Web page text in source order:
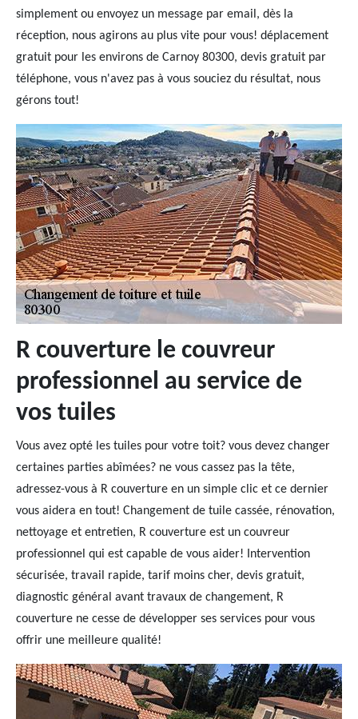
simplement ou envoyez un message par email, dès la
réception, nous agirons au plus vite pour vous! déplacement
gratuit pour les environs de Carnoy 80300, devis gratuit par
téléphone, vous n'avez pas à vous souciez du résultat, nous
gérons tout!
R couverture le couvreur
professionnel au service de
vos tuiles
Vous avez opté les tuiles pour votre toit? vous devez changer
certaines parties abîmées? ne vous cassez pas la tête,
adressez-vous à R couverture en un simple clic et ce dernier
vous aidera en tout! Changement de tuile cassée, rénovation,
nettoyage et entretien, R couverture est un couvreur
professionnel qui est capable de vous aider! Intervention
sécurisée, travail rapide, tarif moins cher, devis gratuit,
diagnostic général avant travaux de changement, R
couverture ne cesse de développer ses services pour vous
offrir une meilleure qualité!